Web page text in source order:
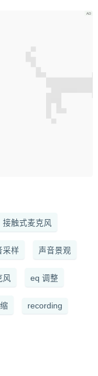
接触式麦克风
采样 声音景观
风 eq 调整
recording